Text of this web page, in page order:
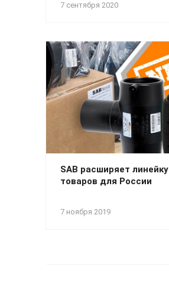
7 сентября 2020
7 ноября 2019
SAB расширяет линейку
товаров для России